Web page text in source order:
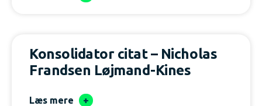
Konsolidator citat – Nicholas
Frandsen Løjmand-Kines
Læs mere